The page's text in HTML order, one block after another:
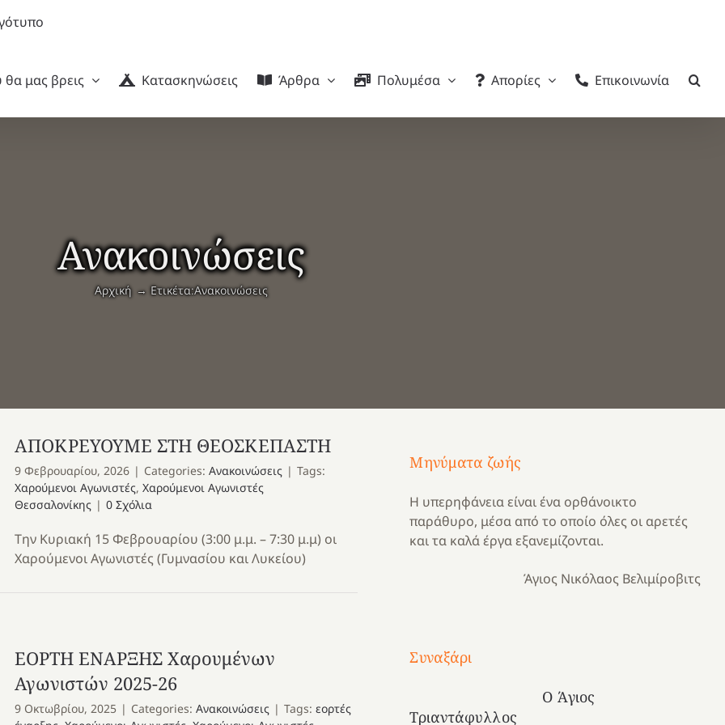
μας βρεις
Κατασκηνώσεις Άρθρα Πολυμέσα Απορίες Επικοινωνία
Ανακοινώσεις
Αρχική Ετικέτα:Ανακοινώσεις
ΑΠΟΚΡΕΥΟΥΜΕ ΣΤΗ ΘΕΟΣΚΕΠΑΣΤΗ
9 Φεβρουαρίου, 2026 | Categories: Ανακοινώσεις | Tags:
Χαρούμενοι Αγωνιστές, Χαρούμενοι Αγωνιστές
Θεσσαλονίκης | 0 Σχόλια
Την Κυριακή 15 Φεβρουαρίου (3:00 μ.μ. – 7:30 μ.μ) οι
Χαρούμενοι Αγωνιστές (Γυμνασίου και Λυκείου)
ΕΟΡΤΗ ΕΝΑΡΞΗΣ Χαρουμένων
Αγωνιστών 2025-26
9 Οκτωβρίου, 2025 | Categories: Ανακοινώσεις | Tags: εορτές
Μηνύματα ζωής
Η υπερηφάνεια είναι ένα ορθάνοικτο
παράθυρο, μέσα από το οποίο όλες οι αρετές
και τα καλά έργα εξανεμίζονται.
Άγιος Νικόλαος Βελιμίροβιτς
Συναξάρι
Ο Άγιος
Τριαντάφυλλος
Μια
και
Κατασκηνωτικές